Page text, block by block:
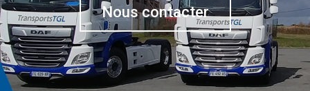
Nous contacter